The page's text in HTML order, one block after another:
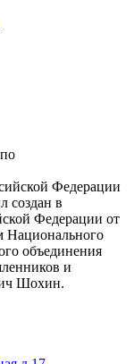
Федерации
создан в
Федерации от
Национального
объединения
и
Шохин.